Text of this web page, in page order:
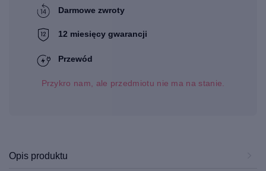
Darmowe zwroty
12 miesięcy gwarancji
Przewód
Przykro nam, ale przedmiotu nie ma na stanie.
Opis produktu